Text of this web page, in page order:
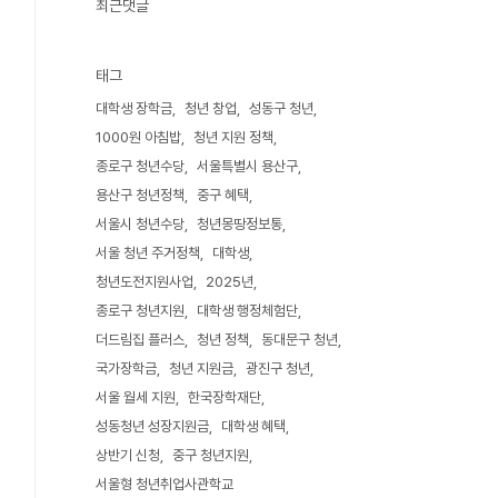
최근댓글
태그
대학생 장학금 청년 창업
성동구 청년
1000원 아침밥
청년 지원 정책
종로구 청년수당
서울특별시 용산구
용산구 청년정책
중구 혜택
서울시 청년수당
청년몽땅정보통
서울 청년 주거정책
대학생
청년도전지원사업
2025년
종로구 청년지원
대학생 행정체험단
더드림집 플러스
청년 정책
동대문구 청년
국가장학금
청년 지원금
광진구 청년
서울 월세 지원
한국장학재단
성동청년 성장지원금
대학생 혜택
상반기 신청
중구 청년지원
서울형 청년취업사관학교